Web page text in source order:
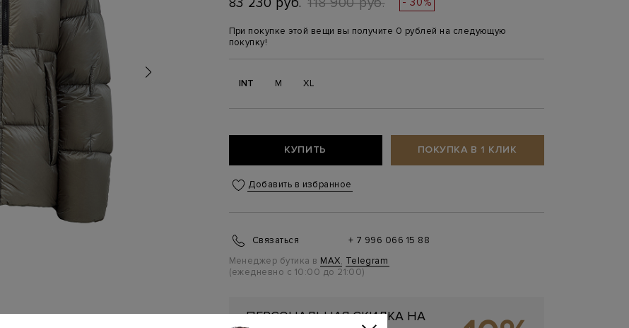
При покупке этой вещи вы получите 0 рублей на следующую
покупку!
INT M XL
КУПИТЬ ПОКУПКА В 1 КЛИК
Добавить в избранное
Связаться
+ 7 996 066 15 88
Менеджер бутика в MAX, Telegram
(ежедневно с 10:00 до 21:00)
ПЕРСОНАЛЬНАЯ СКИДКА НА